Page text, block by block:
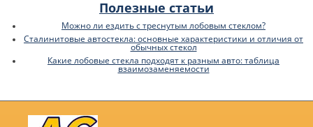
Полезные статьи
Можно ли ездить с треснутым лобовым стеклом?
Сталинитовые автостекла: основные характеристики и отличия от
обычных стекол
Какие лобовые стекла подходят к разным авто: таблица
взаимозаменяемости